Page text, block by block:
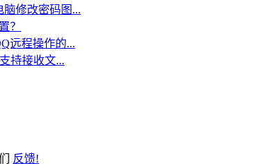
脑修改密码图...
？
远程操作的...
持接收文...
反馈!